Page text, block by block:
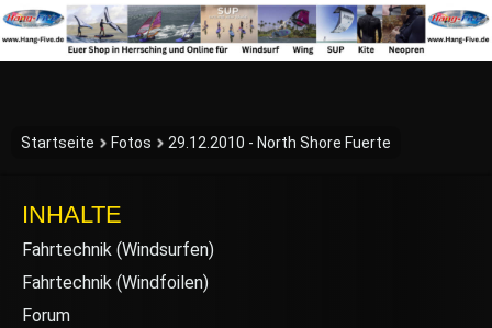
Startseite Fotos 29.12.2010 - North Shore Fuerte
INHALTE
Fahrtechnik (Windsurfen)
Fahrtechnik (Windfoilen)
Forum